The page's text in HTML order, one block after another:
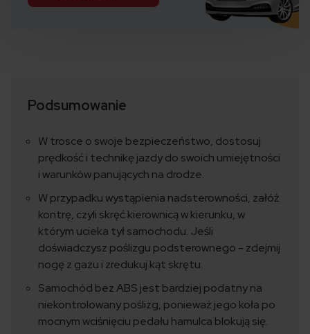
Podsumowanie
W trosce o swoje bezpieczeństwo, dostosuj
prędkość i technikę jazdy do swoich umiejętności
i warunków panujących na drodze.
W przypadku wystąpienia nadsterowności, załóż
kontrę, czyli skręć kierownicą w kierunku, w
którym ucieka tył samochodu. Jeśli
doświadczysz poślizgu podsterownego - zdejmij
nogę z gazu i zredukuj kąt skrętu.
Samochód bez ABS jest bardziej podatny na
niekontrolowany poślizg, ponieważ jego koła po
mocnym wciśnięciu pedału hamulca blokują się.